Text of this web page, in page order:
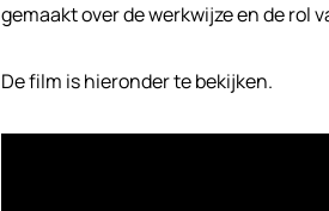
gemaakt over de werkwijze en de rol
De film is hieronder te bekijken.